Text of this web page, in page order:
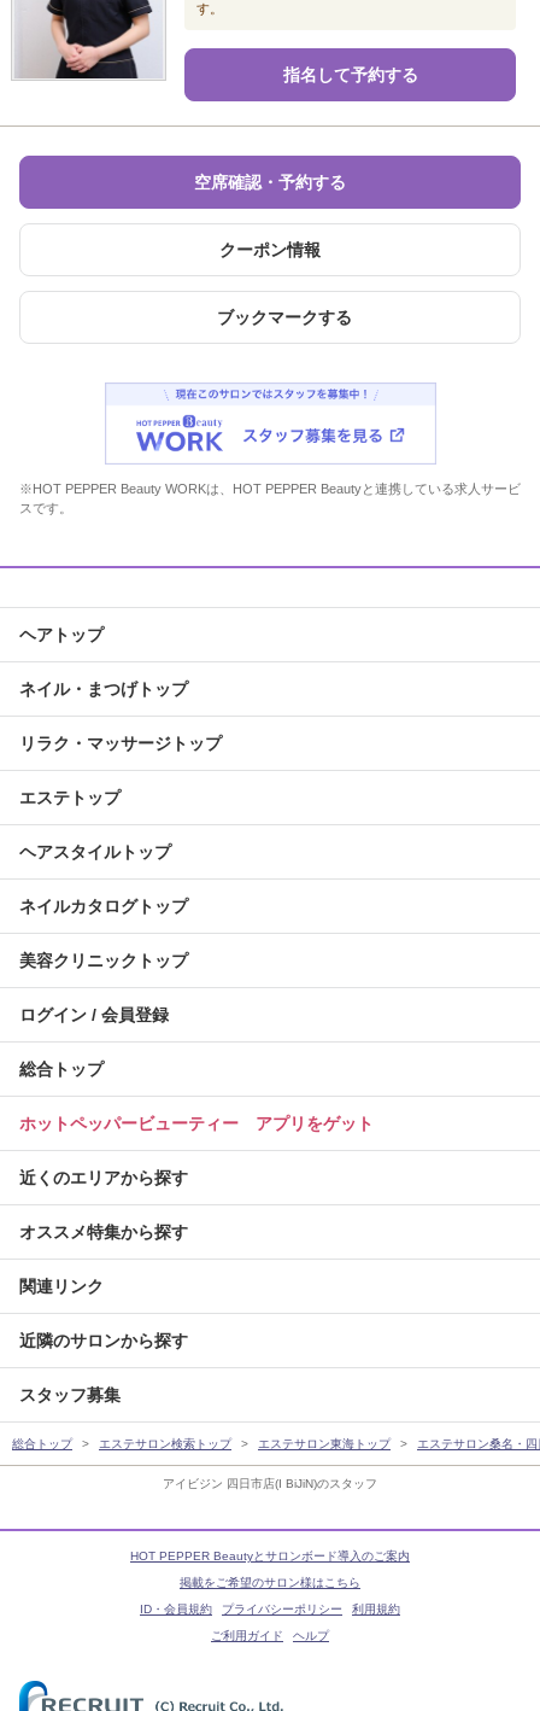
アイビジン 四日市店(I BiJiN)のスタッフ
す。
指名して予約する
空席確認・予約する
クーポン情報
ブックマークする
※HOT PEPPER Beauty WORKは、HOT PEPPER Beautyと連携している求人サービ
スです。
ヘアトップ
ネイル・まつげトップ
リラク・マッサージトップ
エステトップ
ヘアスタイルトップ
ネイルカタログトップ
美容クリニックトップ
ログイン / 会員登録
総合トップ
ホットペッパービューティー アプリをゲット
近くのエリアから探す
オススメ特集から探す
関連リンク
近隣のサロンから探す
スタッフ募集
総合トップ エステサロン検索トップ エステサロン東海トップ エステサロン桑名・
HOT PEPPER Beautyとサロンボード導入のご案内
掲載をご希望のサロン様はこちら
ID・会員規約
プライバシーポリシー
利用規約
ご利用ガイド
ヘルプ